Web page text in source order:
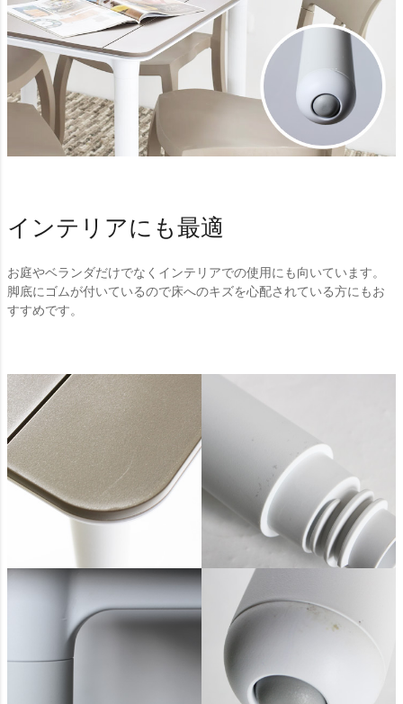
インテリアにも最適
お庭やベランダだけでなくインテリアでの使用にも向いています。
脚底にゴムが付いているので床へのキズを心配されている方にもお
すすめです。